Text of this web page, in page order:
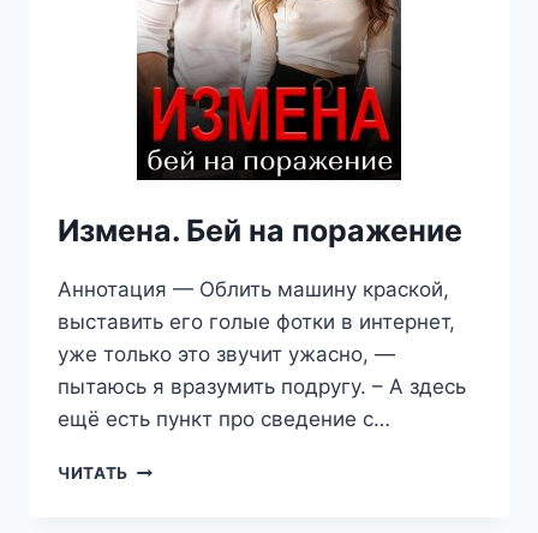
Измена. Бей на поражение
Аннотация — Облить машину краской,
выставить его голые фотки в интернет,
уже только это звучит ужасно, —
пытаюсь я вразумить подругу. – А здесь
ещё есть пункт про сведение с…
ЧИТАТЬ ИЗМЕНА.